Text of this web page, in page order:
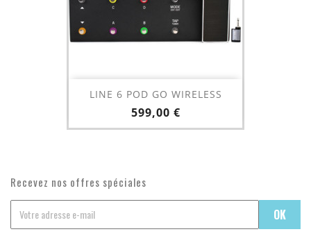
LINE 6 POD GO WIRELESS
Prix
599,00 €
Recevez nos offres spéciales